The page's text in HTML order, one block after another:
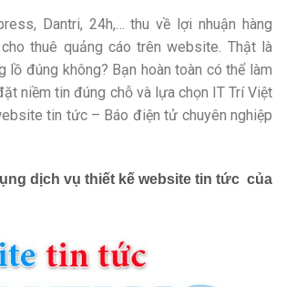
Dantri, 24h,… thu về lợi nhuận hàng
thuê quảng cáo trên website. Thật là
lồ đúng không? Bạn hoàn toàn có thể làm
niềm tin đúng chỗ và lựa chọn IT Trí Việt
tin tức – Báo điện tử chuyên nghiệp
dịch vụ thiết kế website tin tức của